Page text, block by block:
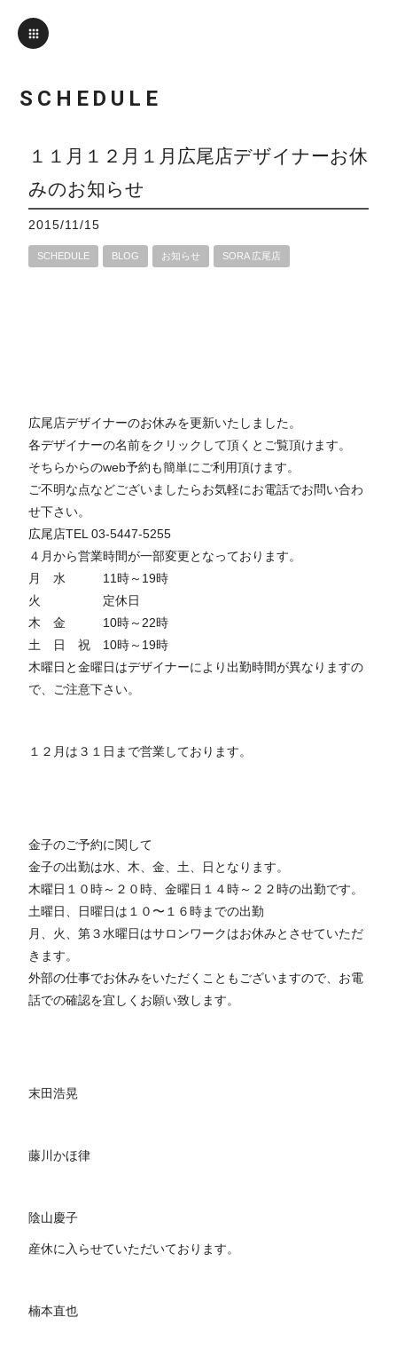
SCHEDULE
１１月１２月１月広尾店デザイナーお休
みのお知らせ
2015/11/15
SCHEDULE BLOG お知らせ SORA 広尾店
広尾店デザイナーのお休みを更新いたしました。
各デザイナーの名前をクリックして頂くとご覧頂けます。
そちらからのweb予約も簡単にご利用頂けます。
ご不明な点などございましたらお気軽にお電話でお問い合わ
せ下さい。
広尾店TEL 03-5447-5255
４月から営業時間が一部変更となっております。
月 水 11時～19時
火 定休日
木 金 10時～22時
土 日 祝 10時～19時
木曜日と金曜日はデザイナーにより出勤時間が異なりますの
で、ご注意下さい。
１２月は３１日まで営業しております。
金子のご予約に関して
金子の出勤は水、木、金、土、日となります。
木曜日１０時～２０時、金曜日１４時～２２時の出勤です。
土曜日、日曜日は１０〜１６時までの出勤
月、火、第３水曜日はサロンワークはお休みとさせていただ
きます。
外部の仕事でお休みをいただくこともございますので、お電
話での確認を宜しくお願い致します。
末田浩晃
藤川かほ律
陰山慶子
産休に入らせていただいております。
楠本直也